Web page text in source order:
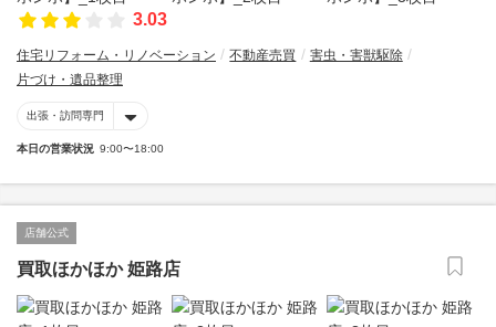
3.03
住宅リフォーム・リノベーション 不動産売買
害虫・害獣駆除
片づけ・遺品整理
出張・訪問専門
本日の営業状況 9:00〜18:00
店舗公式
買取ほかほか 姫路店